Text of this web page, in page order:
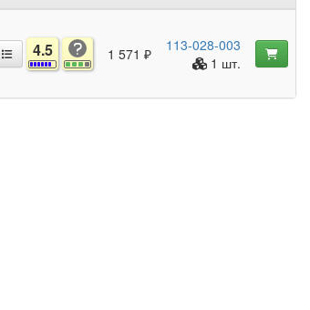
4.5 1 571 ₽
113-028-003
1 шт.